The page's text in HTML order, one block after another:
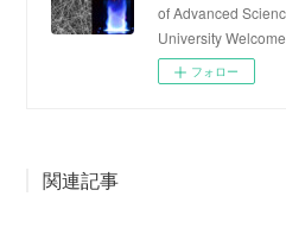
of Advanced
University
フォロー
関連記事